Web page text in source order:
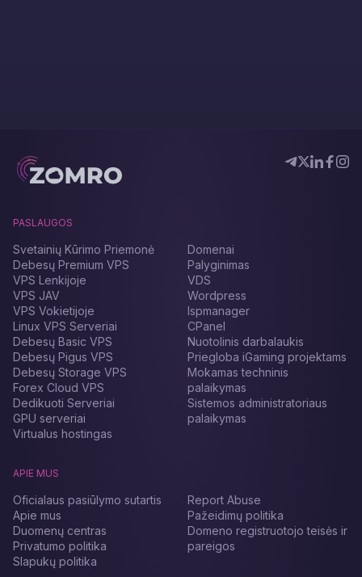
PASLAUGOS
Svetainių Kūrimo Priemonė
Debesų Premium VPS
VPS Lenkijoje
VPS JAV
VPS Vokietijoje
Linux VPS Serveriai
Debesų Basic VPS
Debesų Pigus VPS
Debesų Storage VPS
Forex Cloud VPS
Dedikuoti Serveriai
GPU serveriai
Virtualus hostingas
Domenai
Palyginimas
VDS
Wordpress
Ispmanager
CPanel
Nuotolinis darbalaukis
Priegloba iGaming projektams
Mokamas techninis
palaikymas
Sistemos administratoriaus
palaikymas
APIE MUS
Oficialaus pasiūlymo sutartis
Apie mus
Duomenų centras
Privatumo politika
Slapukų politika
Report Abuse
Pažeidimų politika
Domeno registruotojo teisės ir
pareigos